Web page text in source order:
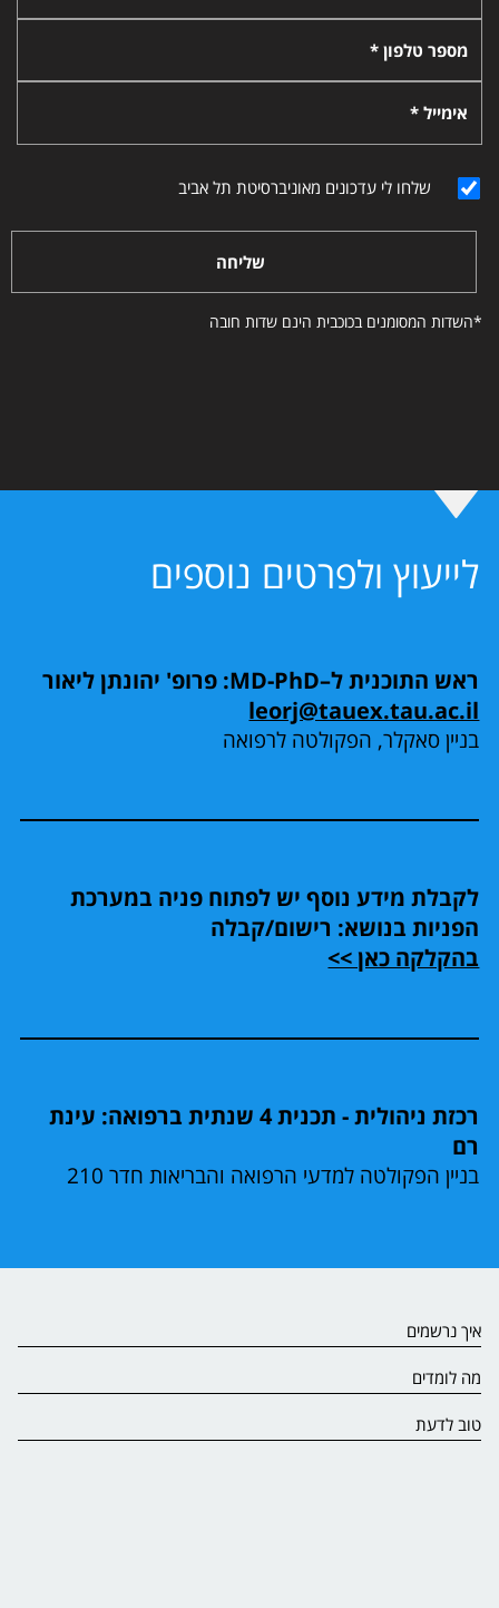
מספר טלפון *
אימייל *
שלחו לי עדכונים מאוניברסיטת תל אביב
שליחה
*השדות המסומנים בכוכבית הינם שדות חובה
לייעוץ ולפרטים נוספים
ראש התוכנית ל–MD-PhD: פרופ' יהונתן ליאור
leorj@tauex.tau.ac.il
בניין סאקלר, הפקולטה לרפואה
לקבלת מידע נוסף יש לפתוח פניה במערכת
הפניות בנושא: רישום/קבלה
בהקלקה כאן >>
רכזת ניהולית - תכנית 4 שנתית ברפואה: עינת
רם
בניין הפקולטה למדעי הרפואה והבריאות חדר 210
איך נרשמים
מה לומדים
טוב לדעת